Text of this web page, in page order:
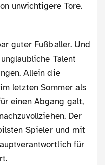
unwichtigere Tore.
Talent
Allein die
letzten Sommer als
einen Abgang galt,
Der
Spieler und mit
für